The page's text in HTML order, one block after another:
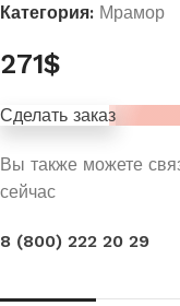
Категория: Мрамор
271$
Сделать заказ
Вы также можете
сейчас
8 (800) 222 20 29